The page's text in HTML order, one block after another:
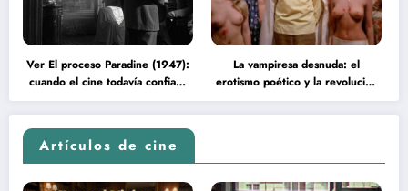
Ver El proceso Paradine (1947):
cuando el cine todavía confiaba
en la inteligencia del espectador
La vampiresa desnuda: el
erotismo poético y la revolución
psicodélica de Jean Rollin
Artículos de cine